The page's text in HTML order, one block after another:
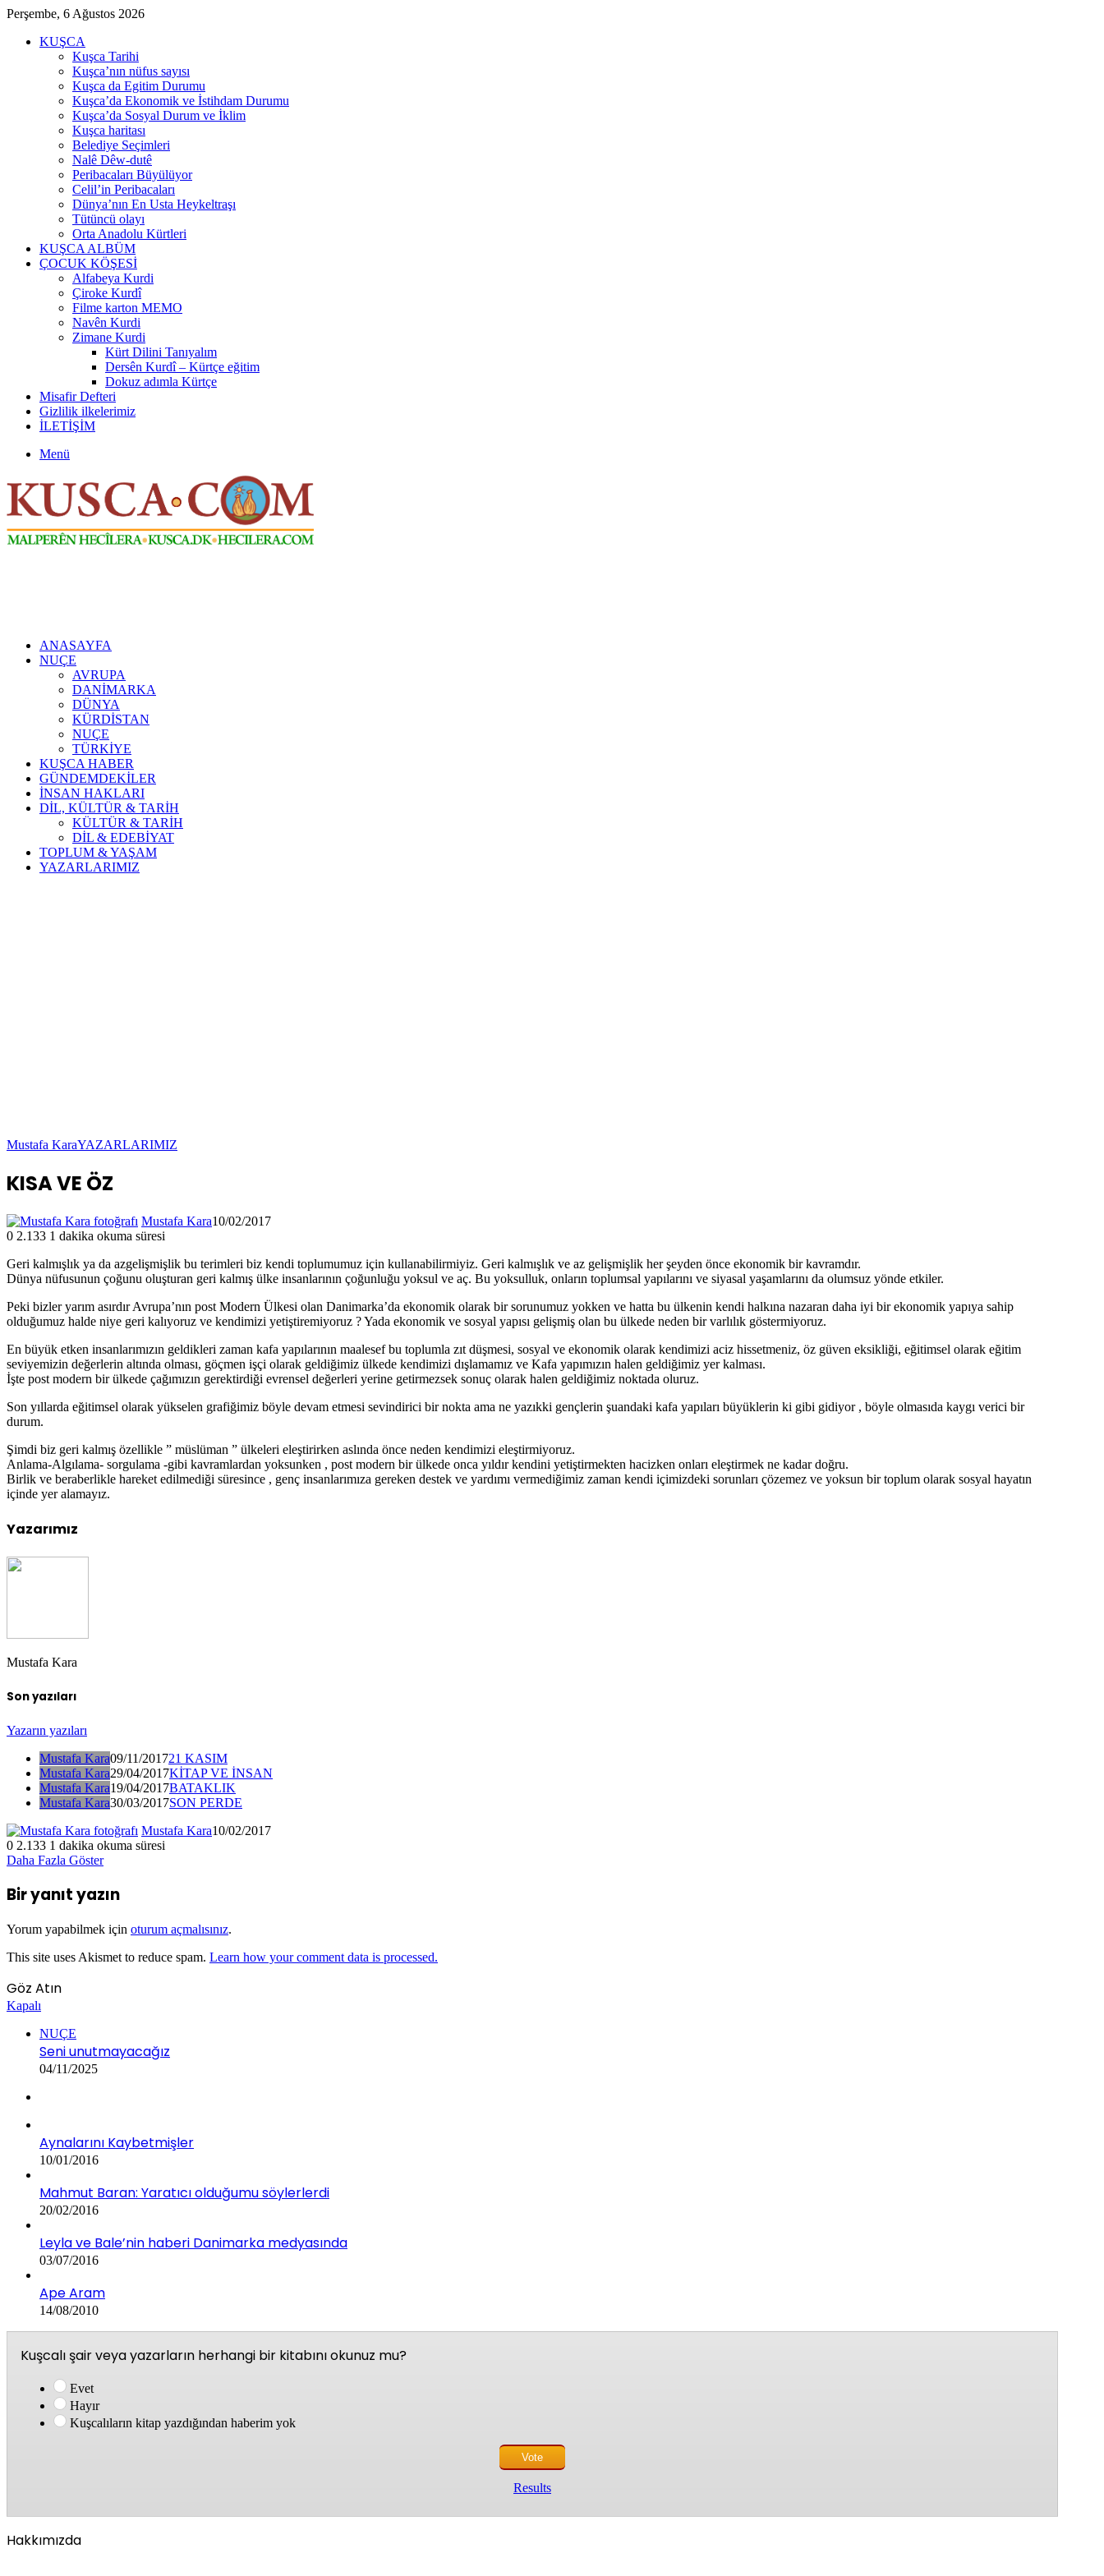
Perşembe, 6 Ağustos 2026
KUŞCA
Kuşca Tarihi
Kuşca’nın nüfus sayısı
Kuşca da Egitim Durumu
Kuşca’da Ekonomik ve İstihdam Durumu
Kuşca’da Sosyal Durum ve İklim
Kuşca haritası
Belediye Seçimleri
Nalê Dêw-dutê
Peribacaları Büyülüyor
Celil’in Peribacaları
Dünya’nın En Usta Heykeltraşı
Tütüncü olayı
Orta Anadolu Kürtleri
KUŞCA ALBÜM
ÇOCUK KÖŞESİ
Alfabeya Kurdi
Çiroke Kurdî
Filme karton MEMO
Navên Kurdi
Zimane Kurdi
Kürt Dilini Tanıyalım
Dersên Kurdî – Kürtçe eğitim
Dokuz adımla Kürtçe
Misafir Defteri
Gizlilik ilkelerimiz
İLETİŞİM
Menü
ANASAYFA
NUÇE
AVRUPA
DANİMARKA
DÜNYA
KÜRDİSTAN
NUÇE
TÜRKİYE
KUŞCA HABER
GÜNDEMDEKİLER
İNSAN HAKLARI
DİL, KÜLTÜR & TARİH
KÜLTÜR & TARİH
DİL & EDEBİYAT
TOPLUM & YAŞAM
YAZARLARIMIZ
Mustafa KaraYAZARLARIMIZ
KISA VE ÖZ
Mustafa Kara10/02/2017
0 2.133 1 dakika okuma süresi
Geri kalmışlık ya da azgelişmişlik bu terimleri biz kendi toplumumuz için kullanabilirmiyiz. Geri kalmışlık ve az gelişmişlik her şeyden önce ekonomik bir kavramdır.
Dünya nüfusunun çoğunu oluşturan geri kalmış ülke insanlarının çoğunluğu yoksul ve aç. Bu yoksulluk, onların toplumsal yapılarını ve siyasal yaşamlarını da olumsuz yönde etkiler.
Peki bizler yarım asırdır Avrupa’nın post Modern Ülkesi olan Danimarka’da ekonomik olarak bir sorunumuz yokken ve hatta bu ülkenin kendi halkına nazaran daha iyi bir ekonomik yapıya sahip
olduğumuz halde niye geri kalıyoruz ve kendimizi yetiştiremiyoruz ? Yada ekonomik ve sosyal yapısı gelişmiş olan bu ülkede neden bir varlılık göstermiyoruz.
En büyük etken insanlarımızın geldikleri zaman kafa yapılarının maalesef bu toplumla zıt düşmesi, sosyal ve ekonomik olarak kendimizi aciz hissetmeniz, öz güven eksikliği, eğitimsel olarak eğitim
seviyemizin değerlerin altında olması, göçmen işçi olarak geldiğimiz ülkede kendimizi dışlamamız ve Kafa yapımızın halen geldiğimiz yer kalması.
İşte post modern bir ülkede çağımızın gerektirdiği evrensel değerleri yerine getirmezsek sonuç olarak halen geldiğimiz noktada oluruz.
Son yıllarda eğitimsel olarak yükselen grafiğimiz böyle devam etmesi sevindirici bir nokta ama ne yazıkki gençlerin şuandaki kafa yapıları büyüklerin ki gibi gidiyor , böyle olmasıda kaygı verici bir
durum.
Şimdi biz geri kalmış özellikle ” müslüman ” ülkeleri eleştirirken aslında önce neden kendimizi eleştirmiyoruz.
Anlama-Algılama- sorgulama -gibi kavramlardan yoksunken , post modern bir ülkede onca yıldır kendini yetiştirmekten hacizken onları eleştirmek ne kadar doğru.
Birlik ve beraberlikle hareket edilmediği süresince , genç insanlarımıza gereken destek ve yardımı vermediğimiz zaman kendi içimizdeki sorunları çözemez ve yoksun bir toplum olarak sosyal hayatın
içinde yer alamayız.
Yazarımız
Mustafa Kara
Son yazıları
Yazarın yazıları
Mustafa Kara09/11/201721 KASIM
Mustafa Kara29/04/2017KİTAP VE İNSAN
Mustafa Kara19/04/2017BATAKLIK
Mustafa Kara30/03/2017SON PERDE
Mustafa Kara10/02/2017
0 2.133 1 dakika okuma süresi
Daha Fazla Göster
Bir yanıt yazın
Yorum yapabilmek için oturum açmalısınız.
This site uses Akismet to reduce spam. Learn how your comment data is processed.
Göz Atın
Kapalı
NUÇE
Seni unutmayacağız
04/11/2025
Aynalarını Kaybetmişler
10/01/2016
Mahmut Baran: Yaratıcı olduğumu söylerlerdi
20/02/2016
Leyla ve Bale’nin haberi Danimarka medyasında
03/07/2016
Ape Aram
14/08/2010
Kuşcalı şair veya yazarların herhangi bir kitabını okunuz mu?
Evet
Hayır
Kuşcalıların kitap yazdığından haberim yok
Results
Hakkımızda